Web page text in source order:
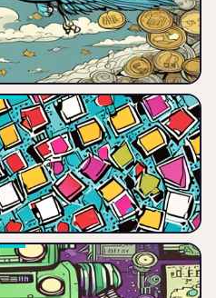
Aktien-Sparplan vs.
Einmalanlage: Finde heraus,
welches Modell dein Risiko
senkt und Rendite steigert –
jetzt vergleiche
Der ultimative ETF-
Komplettguide 2026 für
Einsteiger und Fortgeschrittene.
Von Grundlagen, Strategien und
Sparplänen bis